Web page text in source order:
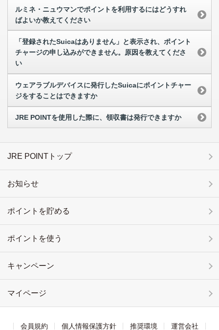
ルミネ・ニュウマンでポイントを利用するにはどうすれ
ばよいか教えてください
「登録されたSuicaはありません」と表示され、ポイント
チャージの申し込みができません。原因を教えてくださ
い
ウェアラブルデバイスに発行したSuicaにポイントチャー
ジをすることはできますか
JRE POINTを使用した際に、領収書は発行できますか
JRE POINTトップ
お知らせ
ポイントを貯める
ポイントを使う
キャンペーン
マイページ
会員規約 個人情報保護方針 推奨環境 運営会社